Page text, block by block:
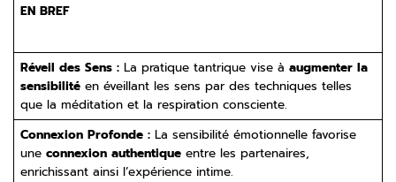
EN BREF
Réveil des Sens :La pratique tantrique vise à augmenter la
sensibilitéen éveillant les sens par des techniques telles
que la méditation et la respiration consciente.
Connexion Profonde :La sensibilité émotionnelle favorise
une connexion authentiqueentre les partenaires,
enrichissant ainsi l’expérience intime.